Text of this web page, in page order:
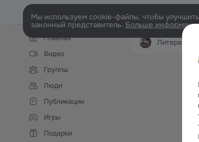
Мы используем cookie-файлы, чтобы
законный представитель. Больше
Левая
колонкаГлавная
Видео
Группы
Люди
Публикации
Игры
Подарки
Литературный